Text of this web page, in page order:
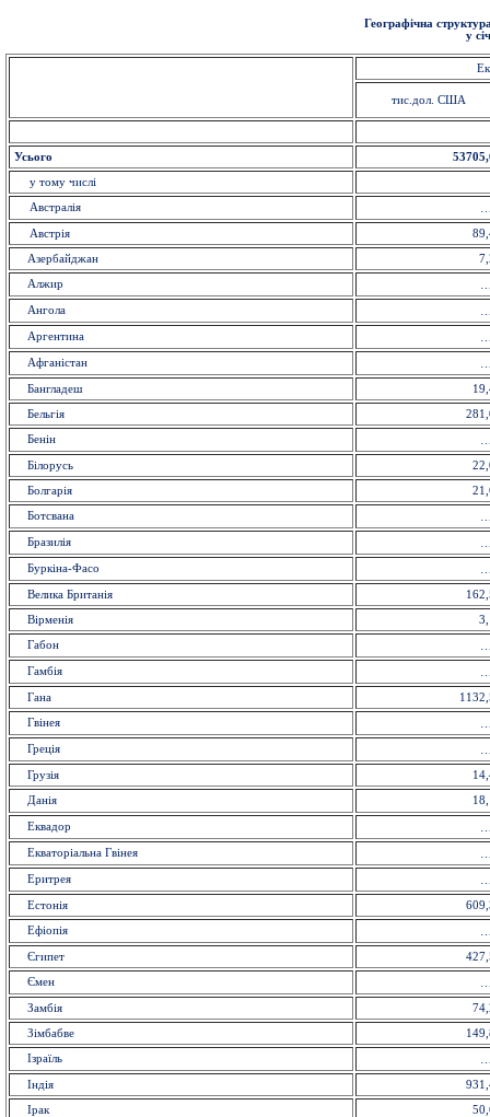
Географічна
у
тис.дол. США
Усього
у тому числі
Австралія
Австрія
Азербайджан
Алжир
Ангола
Аргентина
Афганістан
Бангладеш
Бельгія
Бенін
Білорусь
Болгарія
Ботсвана
Бразилія
Буркіна-Фасо
Велика Британія
Вірменія
Габон
Гамбія
Гана
Гвінея
Греція
Грузія
Данія
Еквадор
Екваторіальна Гвінея
Еритрея
Естонія
Ефіопія
Єгипет
Ємен
Замбія
Зімбабве
Ізраїль
Індія
Ірак